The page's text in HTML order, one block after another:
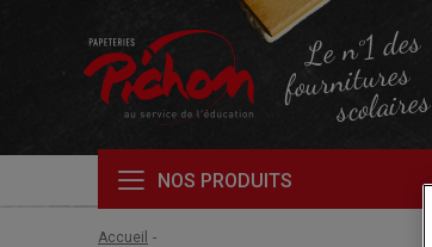
Le n°1 des
fournitures
scolaires
NOS PRODUITS
Accueil